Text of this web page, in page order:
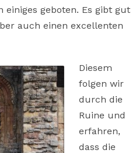
einiges geboten. Es gibt gut
auch einen excellenten
Diesem
folgen wir
durch die
Ruine und
erfahren,
dass die